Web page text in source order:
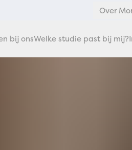
Over
bij onsWelke studie past bij mij?